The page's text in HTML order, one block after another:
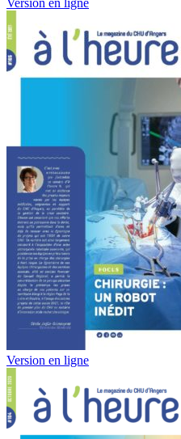
Version en ligne
Version en ligne